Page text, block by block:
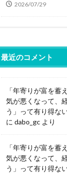
2026/07/29
最近のコメント
「年寄りが富を蓄
気が悪くなって、
う」って有り得な
に dabo_gc より
「年寄りが富を蓄
気が悪くなって、
う」って有り得な